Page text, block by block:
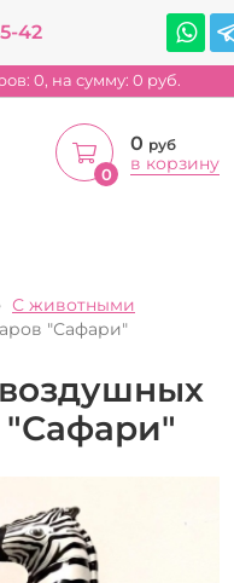
42
0, на сумму: 0 руб.
0
0 руб
в корзину
С животными
"Сафари"
"Сафари"